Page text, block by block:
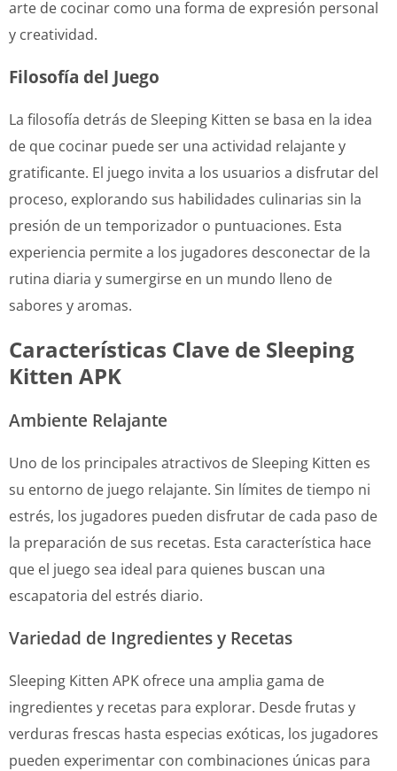
arte de cocinar como una forma de expresión personal
y creatividad.
Filosofía del Juego
La filosofía detrás de Sleeping Kitten se basa en la idea
de que cocinar puede ser una actividad relajante y
gratificante. El juego invita a los usuarios a disfrutar del
proceso, explorando sus habilidades culinarias sin la
presión de un temporizador o puntuaciones. Esta
experiencia permite a los jugadores desconectar de la
rutina diaria y sumergirse en un mundo lleno de
sabores y aromas.
Características Clave de Sleeping
Kitten APK
Ambiente Relajante
Uno de los principales atractivos de Sleeping Kitten es
su entorno de juego relajante. Sin límites de tiempo ni
estrés, los jugadores pueden disfrutar de cada paso de
la preparación de sus recetas. Esta característica hace
que el juego sea ideal para quienes buscan una
escapatoria del estrés diario.
Variedad de Ingredientes y Recetas
Sleeping Kitten APK ofrece una amplia gama de
ingredientes y recetas para explorar. Desde frutas y
verduras frescas hasta especias exóticas, los jugadores
pueden experimentar con combinaciones únicas para